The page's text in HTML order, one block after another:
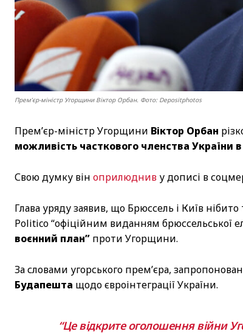
Премʼєр-міністр Угорщини Віктор Орбан. Фото: Depositphotos
Прем’єр-міністр Угорщини Віктор Орбан
можливість часткового членства України
Свою думку він оприлюднив у дописі в
Глава уряду заявив, що Брюссель і Київ
Politico “офіційним виданням брюссельської
воєнний план” проти Угорщини.
За словами угорського прем’єра,
Будапешта щодо євроінтеграції України.
“Це відкрите оголошення війни